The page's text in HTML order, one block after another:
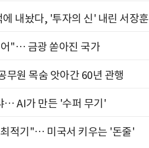
내놨다, '투자의 신' 내린 서장훈
"… 금광 쏟아진 국가
원 목숨 앗아간 60년 관행
… AI가 만든 '수퍼 무기'
적기"… 미국서 키우는 '돈줄'